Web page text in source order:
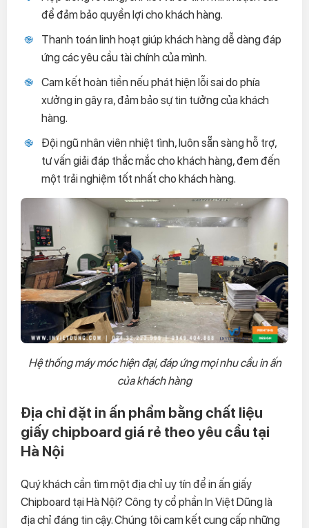
để đảm bảo quyền lợi cho khách hàng.
Thanh toán linh hoạt giúp khách hàng dễ dàng đáp
ứng các yêu cầu tài chính của mình.
Cam kết hoàn tiền nếu phát hiện lỗi sai do phía
xưởng in gây ra, đảm bảo sự tin tưởng của khách
hàng.
Đội ngũ nhân viên nhiệt tình, luôn sẵn sàng hỗ trợ,
tư vấn giải đáp thắc mắc cho khách hàng, đem đến
một trải nghiệm tốt nhất cho khách hàng.
Hệ thống máy móc hiện đại, đáp ứng mọi nhu cầu in ấn
của khách hàng
Địa chỉ đặt in ấn phẩm bằng chất liệu
giấy chipboard giá rẻ theo yêu cầu tại
Hà Nội
Quý khách cần tìm một địa chỉ uy tín để in ấn giấy
Chipboard tại Hà Nội? Công ty cổ phần In Việt Dũng là
địa chỉ đáng tin cậy. Chúng tôi cam kết cung cấp những